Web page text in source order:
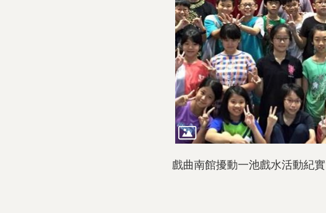
戲曲南館擾動一池戲水活動紀實